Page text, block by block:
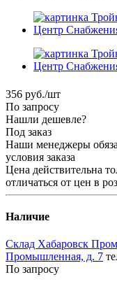
356 руб./шт
По запросу
Нашли дешевле?
Под заказ
Наши менеджеры
условия заказа
Цена действительна
отличаться от цен в
Наличие
Склад Хабаровск
Промышленная, д. 7
По запросу